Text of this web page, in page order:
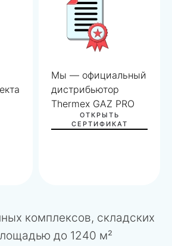
Мы — официальный
дистрибьютор
Thermex GAZ PRO
ОТКРЫТЬ
СЕРТИФИКАТ
комплексов, складских
до 1240 м²